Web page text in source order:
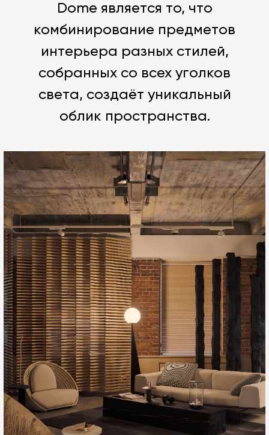
Dome является то, что
комбинирование предметов
интерьера разных стилей,
собранных со всех уголков
света, создаёт уникальный
облик пространства.